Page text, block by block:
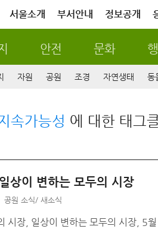
서울소개 부서안내 정보공개
안전 문화
자원 공원 조경 자연생태 동
속가능성 에 대한 태그
상이 변하는 모두의 시장
공원 소식/ 새소식
시장, 일상이 변하는 모두의 시장, 5